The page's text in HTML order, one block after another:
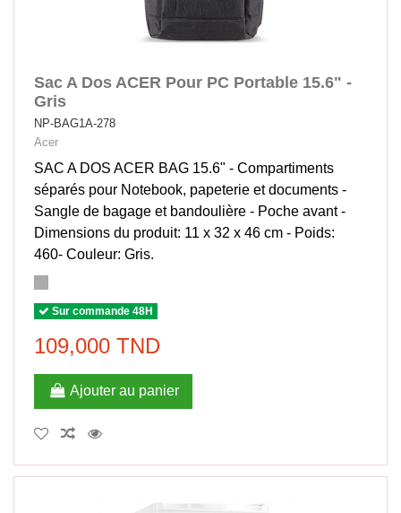
Sac A Dos ACER Pour PC Portable 15.6" -
Gris
NP-BAG1A-278
Acer
SAC A DOS ACER BAG 15.6" - Compartiments
séparés pour Notebook, papeterie et documents -
Sangle de bagage et bandoulière - Poche avant -
Dimensions du produit: 11 x 32 x 46 cm - Poids:
460- Couleur: Gris.
Sur commande 48H
109,000 TND
Ajouter au panier